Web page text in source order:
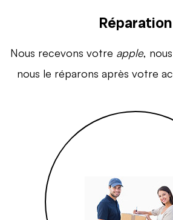
Réparation
Nous recevons votre apple,
nous le réparons après votre